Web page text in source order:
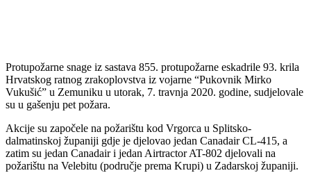
Protupožarne snage iz sastava 855. protupožarne eskadrile 93. krila
Hrvatskog ratnog zrakoplovstva iz vojarne “Pukovnik Mirko
Vukušić” u Zemuniku u utorak, 7. travnja 2020. godine, sudjelovale
su u gašenju pet požara.
Akcije su započele na požarištu kod Vrgorca u Splitsko-
dalmatinskoj županiji gdje je djelovao jedan Canadair CL-415, a
zatim su jedan Canadair i jedan Airtractor AT-802 djelovali na
požarištu na Velebitu (područje prema Krupi) u Zadarskoj županiji.